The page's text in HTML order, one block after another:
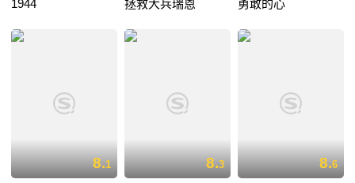
1944 拯救大兵瑞恩 勇敢的心
8.1 8.3 8.6